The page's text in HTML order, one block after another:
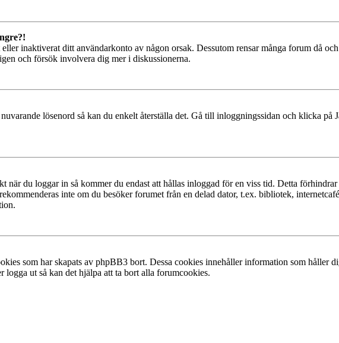
inaktiverat ditt användarkonto av någon orsak. Dessutom rensar många forum då
och försök involvera dig mer i diskussionerna.
lösenord så kan du enkelt återställa det. Gå till inloggningssidan och klicka
när du loggar in så kommer du endast att hållas inloggad för en viss tid. Detta
inte om du besöker forumet från en delad dator, t.ex. bibliotek,
som har skapats av phpBB3 bort. Dessa cookies innehåller information som håller
ut så kan det hjälpa att ta bort alla forumcookies.